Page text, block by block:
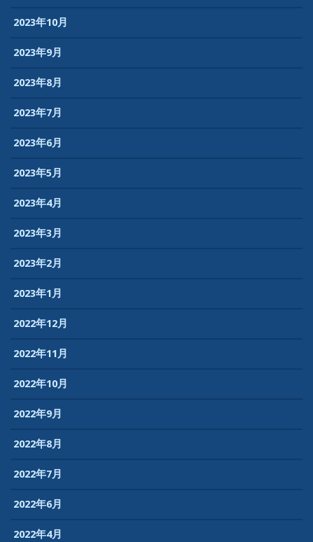
2023年10月
2023年9月
2023年8月
2023年7月
2023年6月
2023年5月
2023年4月
2023年3月
2023年2月
2023年1月
2022年12月
2022年11月
2022年10月
2022年9月
2022年8月
2022年7月
2022年6月
2022年4月